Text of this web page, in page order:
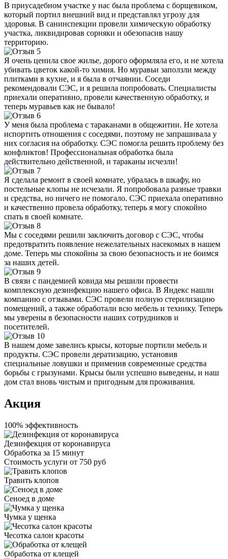
В приусадебном участке у нас была проблема с борщевиком,
который портил внешний вид и представлял угрозу для
здоровья. В санинспекции провели химическую обработку
участка, ликвидировав сорняки и обезопасив нашу
территорию.
Я очень ценила свое жилье, дорого оформляла его, и не хотела
убивать цветок какой-то химия. Но муравьи заползли между
плитками в кухне, и я была в отчаянии. Соседи
рекомендовали СЭС, и я решила попробовать. Специалисты
приехали оперативно, провели качественную обработку, и
теперь муравьев как не бывало!
У меня была проблема с тараканами в общежитии. Не хотела
испортить отношения с соседями, поэтому не запрашивала у
них согласия на обработку. СЭС помогла решить проблему без
конфликтов! Профессиональная обработка была
действительно действенной, и тараканы исчезли!
Я сделала ремонт в своей комнате, убралась в шкафу, но
постельные клопы не исчезали. Я попробовала разные травки
и средства, но ничего не помогало. СЭС приехала оперативно
и качественно провела обработку, теперь я могу спокойно
спать в своей комнате.
Мы с соседями решили заключить договор с СЭС, чтобы
предотвратить появление нежелательных насекомых в нашем
доме. Теперь мы спокойны за свою безопасность и не боимся
за наших детей.
В связи с пандемией ковида мы решили провести
комплексную дезинфекцию нашего офиса. В Яндекс нашли
компанию с отзывами. СЭС провели полную стерилизацию
помещений, а также обработали всю мебель и технику. Теперь
мы уверены в безопасности наших сотрудников и
посетителей.
В нашем доме завелись крысы, которые портили мебель и
продукты. СЭС провели дератизацию, установив
специальные ловушки и применив современные средства
борьбы с грызунами. Крысы были успешно выведены, и наш
дом стал вновь чистым и пригодным для проживания.
Акция
100% эффективность
Дезинфекция от коронавируса
Обработка за 15 минут
Стоимость услуги от 750 руб
Травить клопов
Сеноед в доме
Чумка у щенка
Чесотка салон красоты
Обработка от клещей